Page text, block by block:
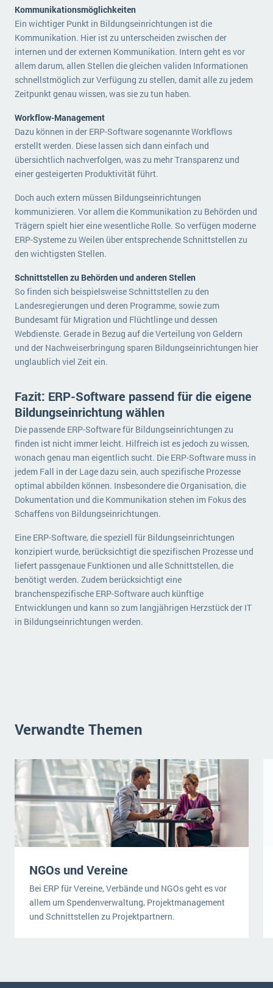
Kommunikationsmöglichkeiten
Ein wichtiger Punkt in Bildungseinrichtungen ist die
Kommunikation. Hier ist zu unterscheiden zwischen der
internen und der externen Kommunikation. Intern geht es vor
allem darum, allen Stellen die gleichen validen Informationen
schnellstmöglich zur Verfügung zu stellen, damit alle zu jedem
Zeitpunkt genau wissen, was sie zu tun haben.
Workflow-Management
Dazu können in der ERP-Software sogenannte Workflows
erstellt werden. Diese lassen sich dann einfach und
übersichtlich nachverfolgen, was zu mehr Transparenz und
einer gesteigerten Produktivität führt.
Doch auch extern müssen Bildungseinrichtungen
kommunizieren. Vor allem die Kommunikation zu Behörden und
Trägern spielt hier eine wesentliche Rolle. So verfügen moderne
ERP-Systeme zu Weilen über entsprechende Schnittstellen zu
den wichtigsten Stellen.
Schnittstellen zu Behörden und anderen Stellen
So finden sich beispielsweise Schnittstellen zu den
Landesregierungen und deren Programme, sowie zum
Bundesamt für Migration und Flüchtlinge und dessen
Webdienste. Gerade in Bezug auf die Verteilung von Geldern
und der Nachweiserbringung sparen Bildungseinrichtungen hier
unglaublich viel Zeit ein.
Fazit: ERP-Software passend für die eigene
Bildungseinrichtung wählen
Die passende ERP-Software für Bildungseinrichtungen zu
finden ist nicht immer leicht. Hilfreich ist es jedoch zu wissen,
wonach genau man eigentlich sucht. Die ERP-Software muss in
jedem Fall in der Lage dazu sein, auch spezifische Prozesse
optimal abbilden können. Insbesondere die Organisation, die
Dokumentation und die Kommunikation stehen im Fokus des
Schaffens von Bildungseinrichtungen.
Eine ERP-Software, die speziell für Bildungseinrichtungen
konzipiert wurde, berücksichtigt die spezifischen Prozesse und
liefert passgenaue Funktionen und alle Schnittstellen, die
benötigt werden. Zudem berücksichtigt eine
branchenspezifische ERP-Software auch künftige
Entwicklungen und kann so zum langjährigen Herzstück der IT
in Bildungseinrichtungen werden.
Verwandte Themen
NGOs und Vereine
Bei ERP für Vereine, Verbände und NGOs geht es vor
allem um Spendenverwaltung, Projektmanagement
und Schnittstellen zu Projektpartnern.